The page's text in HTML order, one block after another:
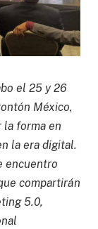
el 25 y 26
México,
la forma en
la era digital.
encuentro
compartirán
5.0,